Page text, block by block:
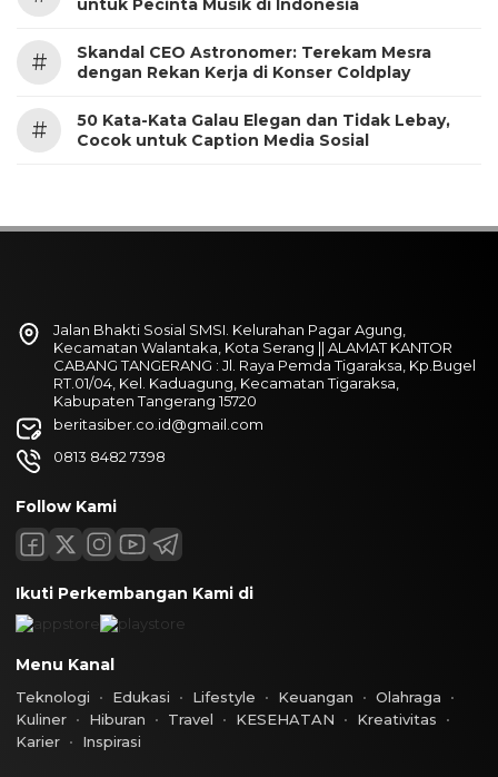
untuk Pecinta Musik di Indonesia
#
Skandal CEO Astronomer: Terekam Mesra
dengan Rekan Kerja di Konser Coldplay
#
50 Kata-Kata Galau Elegan dan Tidak Lebay,
Cocok untuk Caption Media Sosial
Jalan Bhakti Sosial SMSI. Kelurahan Pagar Agung,
Kecamatan Walantaka, Kota Serang || ALAMAT KANTOR
CABANG TANGERANG : Jl. Raya Pemda Tigaraksa, Kp.Bugel
RT.01/04, Kel. Kaduagung, Kecamatan Tigaraksa,
Kabupaten Tangerang 15720
beritasiber.co.id@gmail.com
0813 8482 7398
Follow Kami
Ikuti Perkembangan Kami di
Menu Kanal
Teknologi Edukasi Lifestyle Keuangan
Olahraga
Kuliner
Hiburan Travel KESEHATAN
Kreativitas
Karier
Inspirasi